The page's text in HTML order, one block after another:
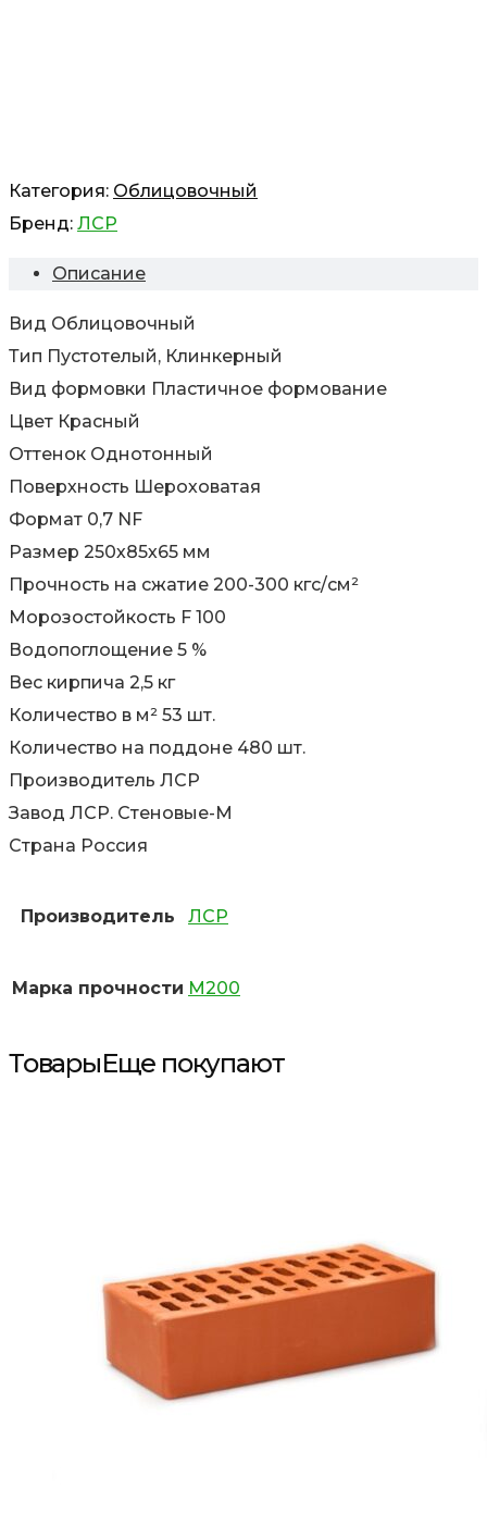
Категория: Облицовочный
Бренд: ЛСР
Описание
Вид Облицовочный
Тип Пустотелый, Клинкерный
Вид формовки Пластичное формование
Цвет Красный
Оттенок Однотонный
Поверхность Шероховатая
Формат 0,7 NF
Размер 250х85х65 мм
Прочность на сжатие 200-300 кгс/см²
Морозостойкость F 100
Водопоглощение 5 %
Вес кирпича 2,5 кг
Количество в м² 53 шт.
Количество на поддоне 480 шт.
Производитель ЛСР
Завод ЛСР. Стеновые-М
Страна Россия
Производитель ЛСР
Марка прочности М200
ТоварыЕще покупают